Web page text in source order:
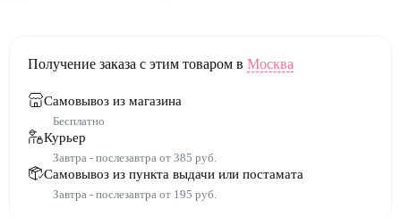
Получение заказа с этим товаром в Москва
Самовывоз из магазина
Бесплатно
Курьер
Завтра - послезавтра от 385 руб.
Самовывоз из пункта выдачи или постамата
Завтра - послезавтра от 195 руб.